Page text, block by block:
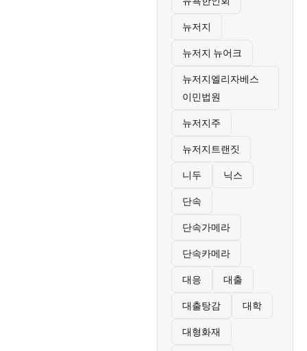
뉴저지
뉴저지 뉴어크
뉴저지엘리자베스
이민법원
뉴저지주
뉴저지트랜짓
니두 닉스
단속
단속가메라
단속카메라
대응 대출
대출탕감 대학
대형화재